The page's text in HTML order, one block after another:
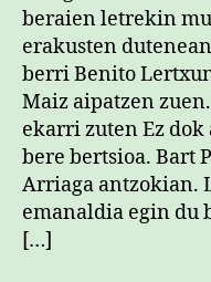
beraien letrekin
erakusten
berri Benito
Maiz aipatzen
ekarri zuten Ez
bere bertsioa. Bart
Arriaga antzokian.
emanaldia egin du
[…]